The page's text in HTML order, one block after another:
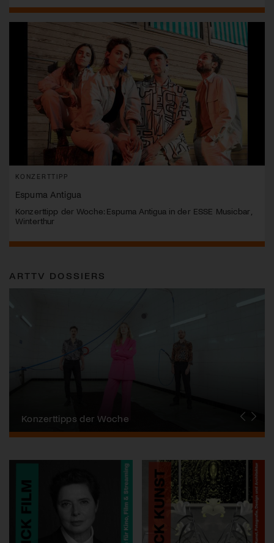
KONZERTTIPP
Espuma Antigua
Konzerttipp der Woche: Espuma Antigua in der ESSE Musicbar,
Winterthur
ARTTV DOSSIERS
Alpentöne
Konzerttipps der Woche
Stanser Musiktage
FONDATION SUISA
Festival da Jazz
J.S. Bach-Stiftung